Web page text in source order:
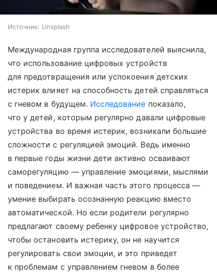
Источник: Unsplash
Международная группа исследователей выяснила,
что использование цифровых устройств
для предотвращения или успокоения детских
истерик влияет на способность детей справляться
с гневом в будущем. Исследование показало,
что у детей, которым регулярно давали цифровые
устройства во время истерик, возникали большие
сложности с регуляцией эмоций. Ведь именно
в первые годы жизни дети активно осваивают
саморегуляцию — управление эмоциями, мыслями
и поведением. И важная часть этого процесса —
умение выбирать осознанную реакцию вместо
автоматической. Но если родители регулярно
предлагают своему ребенку цифровое устройство,
чтобы остановить истерику, он не научится
регулировать свои эмоции, и это приведет
к проблемам с управлением гневом в более